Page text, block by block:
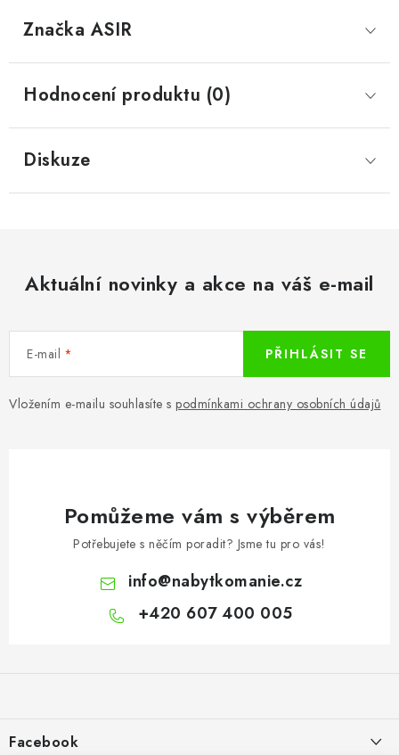
Značka ASIR
Hodnocení produktu (0)
Diskuze
Aktuální novinky a akce na váš e-mail
E-mail
Vložením e-mailu souhlasíte s podmínkami ochrany osobních údajů
PŘIHLÁSIT SE
Pomůžeme vám s výběrem
Potřebujete s něčím poradit? Jsme tu pro vás!
info@nabytkomanie.cz
+420 607 400 005
aFacebook